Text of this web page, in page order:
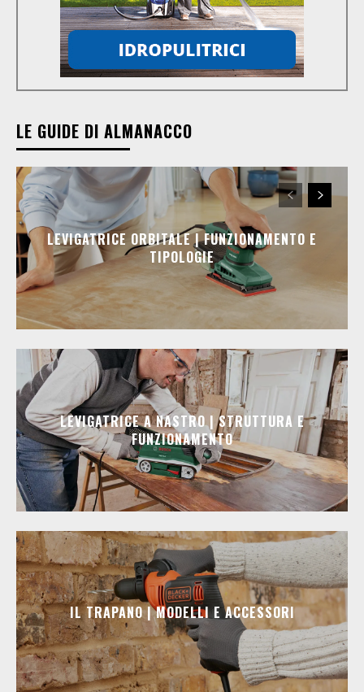
LE GUIDE DI ALMANACCO
LEVIGATRICE ORBITALE | FUNZIONAMENTO E
TIPOLOGIE
LEVIGATRICE A NASTRO | STRUTTURA E
FUNZIONAMENTO
IL TRAPANO | MODELLI E ACCESSORI